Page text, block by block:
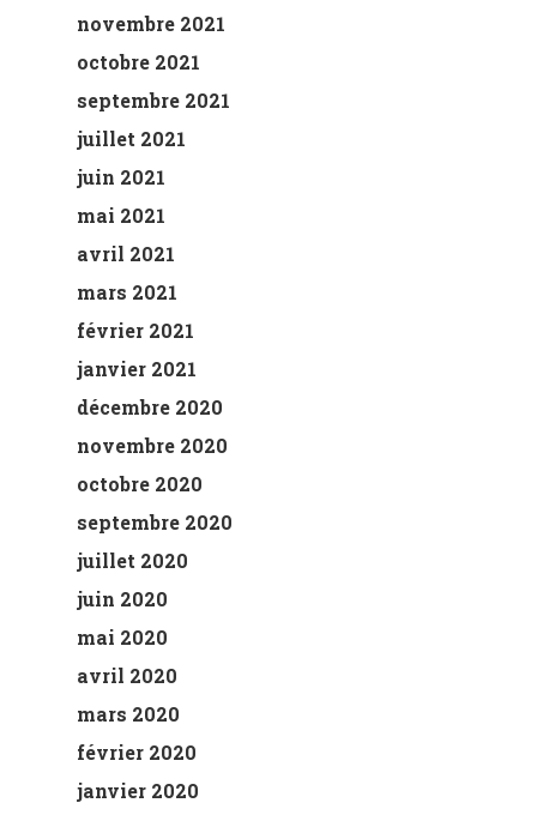
novembre 2021
octobre 2021
septembre 2021
juillet 2021
juin 2021
mai 2021
avril 2021
mars 2021
février 2021
janvier 2021
décembre 2020
novembre 2020
octobre 2020
septembre 2020
juillet 2020
juin 2020
mai 2020
avril 2020
mars 2020
février 2020
janvier 2020